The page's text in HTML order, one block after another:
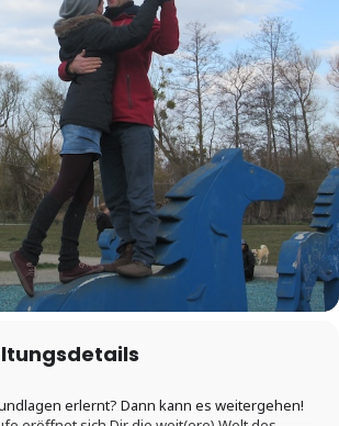
erlernt? Dann kann es weitergehen!